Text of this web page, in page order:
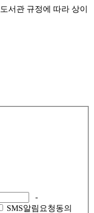
서관 규정에 따라 상이
-
SMS알림요청동의